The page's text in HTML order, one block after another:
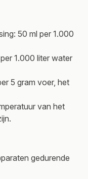
50 ml per 1.000
1.000 liter water
5 gram voer, het
van het
gedurende